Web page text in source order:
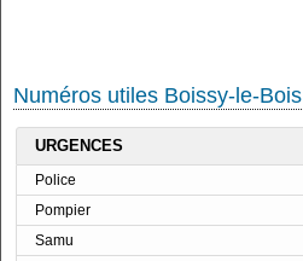
Numéros utiles Boissy-le-Bois
URGENCES
Police
Pompier
Samu